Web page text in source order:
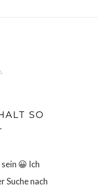
SO
😀 Ich
Suche nach